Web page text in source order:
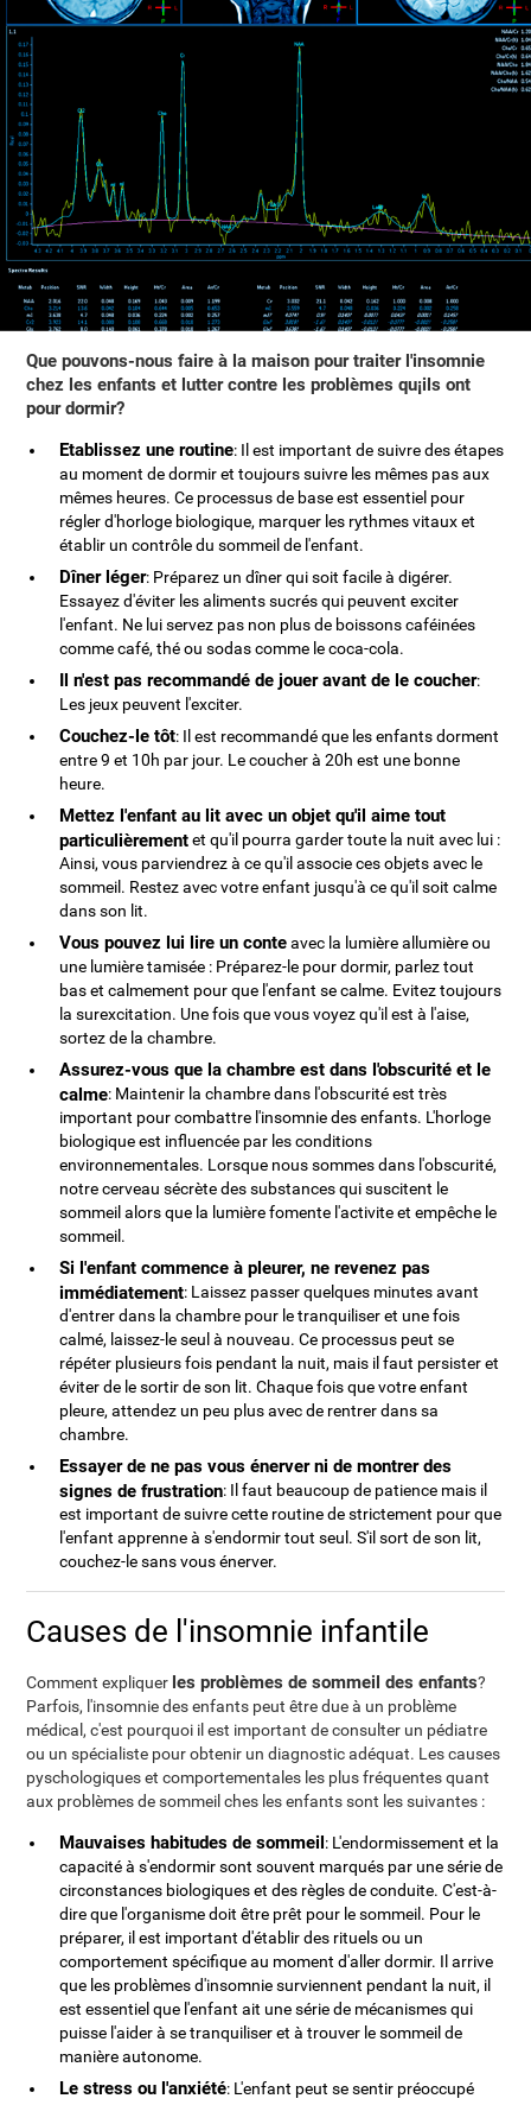
Que pouvons-nous faire à la maison pour traiter l'insomnie
chez les enfants et lutter contre les problèmes qu¡ils ont
pour dormir?
Etablissez une routine: Il est important de suivre des étapes
au moment de dormir et toujours suivre les mêmes pas aux
mêmes heures. Ce processus de base est essentiel pour
régler d'horloge biologique, marquer les rythmes vitaux et
établir un contrôle du sommeil de l'enfant.
Dîner léger: Préparez un dîner qui soit facile à digérer.
Essayez d'éviter les aliments sucrés qui peuvent exciter
l'enfant. Ne lui servez pas non plus de boissons caféinées
comme café, thé ou sodas comme le coca-cola.
Il n'est pas recommandé de jouer avant de le coucher:
Les jeux peuvent l'exciter.
Couchez-le tôt: Il est recommandé que les enfants dorment
entre 9 et 10h par jour. Le coucher à 20h est une bonne
heure.
Mettez l'enfant au lit avec un objet qu'il aime tout
particulièrementet qu'il pourra garder toute la nuit avec lui :
Ainsi, vous parviendrez à ce qu'il associe ces objets avec le
sommeil. Restez avec votre enfant jusqu'à ce qu'il soit calme
dans son lit.
Vous pouvez lui lire un conteavec la lumière allumière ou
une lumière tamisée : Préparez-le pour dormir, parlez tout
bas et calmement pour que l'enfant se calme. Evitez toujours
la surexcitation. Une fois que vous voyez qu'il est à l'aise,
sortez de la chambre.
Assurez-vous que la chambre est dans l'obscurité et le
calme: Maintenir la chambre dans l'obscurité est très
important pour combattre l'insomnie des enfants. L'horloge
biologique est influencée par les conditions
environnementales. Lorsque nous sommes dans l'obscurité,
notre cerveau sécrète des substances qui suscitent le
sommeil alors que la lumière fomente l'activite et empêche le
sommeil.
Si l'enfant commence à pleurer, ne revenez pas
immédiatement: Laissez passer quelques minutes avant
d'entrer dans la chambre pour le tranquiliser et une fois
calmé, laissez-le seul à nouveau. Ce processus peut se
répéter plusieurs fois pendant la nuit, mais il faut persister et
éviter de le sortir de son lit. Chaque fois que votre enfant
pleure, attendez un peu plus avec de rentrer dans sa
chambre.
Essayer de ne pas vous énerver ni de montrer des
signes de frustration: Il faut beaucoup de patience mais il
est important de suivre cette routine de strictement pour que
l'enfant apprenne à s'endormir tout seul. S'il sort de son lit,
couchez-le sans vous énerver.
Causes de l'insomnie infantile
Comment expliquer les problèmes de sommeil des enfants?
Parfois, l'insomnie des enfants peut être due à un problème
médical, c'est pourquoi il est important de consulter un pédiatre
ou un spécialiste pour obtenir un diagnostic adéquat. Les causes
pyschologiques et comportementales les plus fréquentes quant
aux problèmes de sommeil ches les enfants sont les suivantes :
Mauvaises habitudes de sommeil: L'endormissement et la
capacité à s'endormir sont souvent marqués par une série de
circonstances biologiques et des règles de conduite. C'est-à-
dire que l'organisme doit être prêt pour le sommeil. Pour le
préparer, il est important d'établir des rituels ou un
comportement spécifique au moment d'aller dormir. Il arrive
que les problèmes d'insomnie surviennent pendant la nuit, il
est essentiel que l'enfant ait une série de mécanismes qui
puisse l'aider à se tranquiliser et à trouver le sommeil de
manière autonome.
Le stress ou l'anxiété: L'enfant peut se sentir préoccupé